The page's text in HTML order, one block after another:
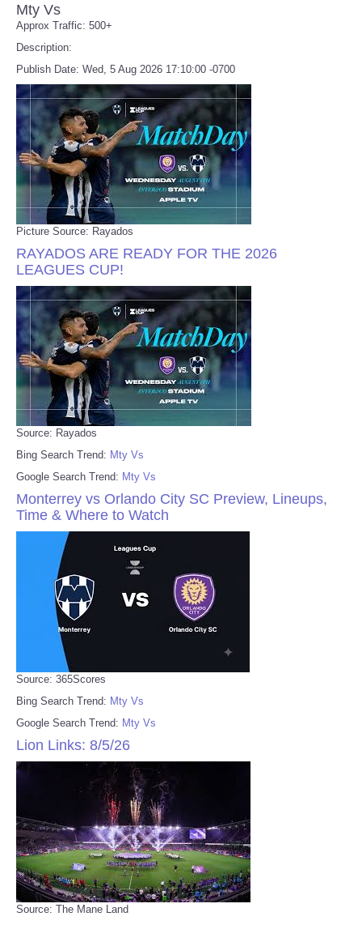
Mty Vs
Approx Traffic: 500+
Description:
Publish Date: Wed, 5 Aug 2026 17:10:00 -0700
Picture Source: Rayados
RAYADOS ARE READY FOR THE 2026
LEAGUES CUP!
Source: Rayados
Bing Search Trend: Mty Vs
Google Search Trend: Mty Vs
Monterrey vs Orlando City SC Preview, Lineups,
Time & Where to Watch
Source: 365Scores
Bing Search Trend: Mty Vs
Google Search Trend: Mty Vs
Lion Links: 8/5/26
Source: The Mane Land